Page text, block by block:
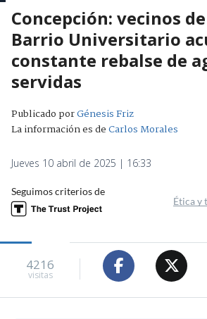
Concepción: vecinos
Barrio Universitario
constante rebalse de
servidas
Publicado porGénesis Friz
La información es deCarlos Morales
Jueves 10 abril de 2025 | 16:33
Seguimos criterios de
Ética y
4216
visitas